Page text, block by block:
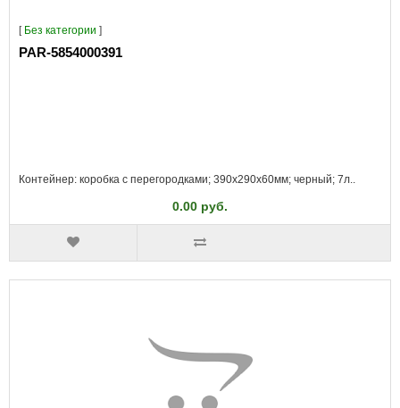
[ Без категории ]
PAR-5854000391
Контейнер: коробка с перегородками; 390x290x60мм; черный; 7л..
0.00 руб.